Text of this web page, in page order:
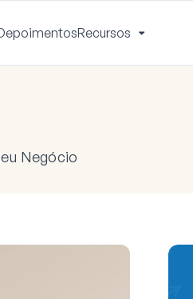
Recursos
Menu
Negócio